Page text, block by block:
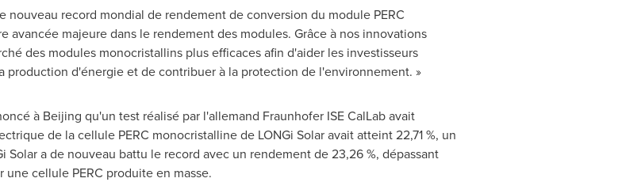
nouveau record mondial de rendement de conversion du module PERC
avancée majeure dans le rendement des modules. Grâce à nos innovations
des modules monocristallins plus efficaces afin d'aider les investisseurs
production d'énergie et de contribuer à la protection de l'environnement. »
à Beijing qu'un test réalisé par l'allemand Fraunhofer ISE CalLab avait
de la cellule PERC monocristalline de LONGi Solar avait atteint 22,71 %, un
Solar a de nouveau battu le record avec un rendement de 23,26 %, dépassant
cellule PERC produite en masse.